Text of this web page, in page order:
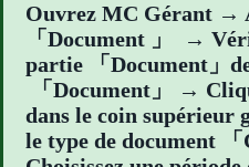
Ouvrez MC Gérant →
「Document 」 →
partie 「Document」
「Document」 →
dans le coin supérieur
le type de document